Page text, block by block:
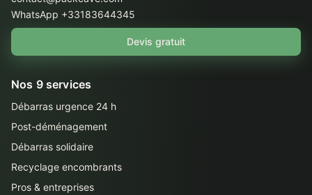
WhatsApp +33183644345
Devis gratuit
Nos 9 services
Débarras urgence 24 h
Post-déménagement
Débarras solidaire
Recyclage encombrants
Pros & entreprises